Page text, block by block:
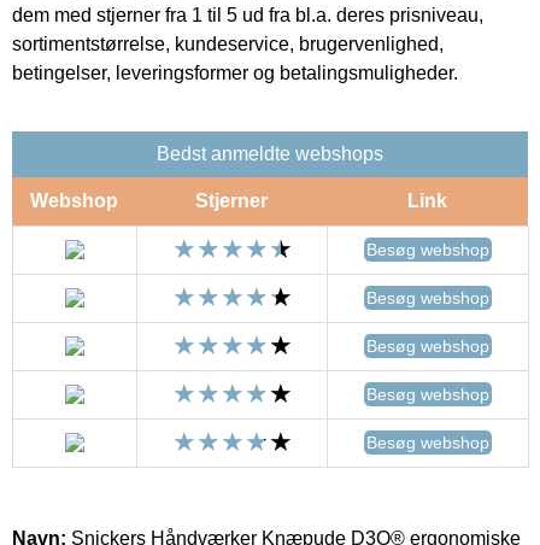
dem med stjerner fra 1 til 5 ud fra bl.a. deres prisniveau,
sortimentstørrelse, kundeservice, brugervenlighed,
betingelser, leveringsformer og betalingsmuligheder.
Bedst anmeldte webshops
Webshop Stjerner Link
Besøg webshop
Besøg webshop
Besøg webshop
Besøg webshop
Besøg webshop
Navn: Snickers Håndværker Knæpude D3O® ergonomiske